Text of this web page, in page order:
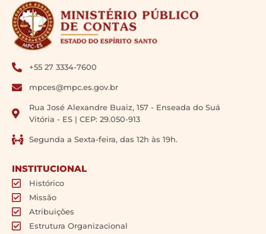
+55 27 3334-7600
mpces@mpc.es.gov.br
Rua José Alexandre Buaiz, 157 - Enseada do Suá
Vitória - ES | CEP: 29.050-913
Segunda a Sexta-feira, das 12h às 19h.
INSTITUCIONAL
Histórico
Missão
Atribuições
Estrutura Organizacional